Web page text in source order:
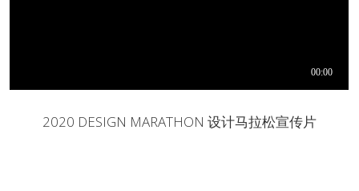
2020 DESIGN MARATHON 设计马拉松宣传片